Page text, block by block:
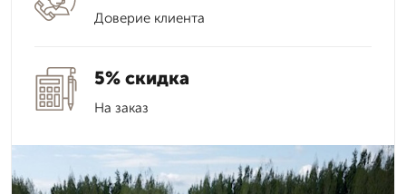
Доверие клиента
5% скидка
На заказ